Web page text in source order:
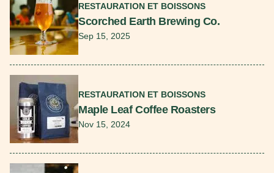
RESTAURATION ET BOISSONS
Scorched Earth Brewing Co.
Sep 15, 2025
RESTAURATION ET BOISSONS
Maple Leaf Coffee Roasters
Nov 15, 2024